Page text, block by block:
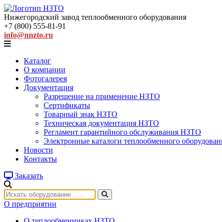
Нижегородский завод теплообменного оборудования
+7 (800) 555-81-91
info@nnzto.ru
Каталог
О компании
Фотогалерея
Документация
Разрешение на применение НЗТО
Сертификаты
Товарный знак НЗТО
Техническая документация НЗТО
Регламент гарантийного обслуживания НЗТО
Электронные каталоги теплообменного
Новости
Контакты
Заказать
О предприятии